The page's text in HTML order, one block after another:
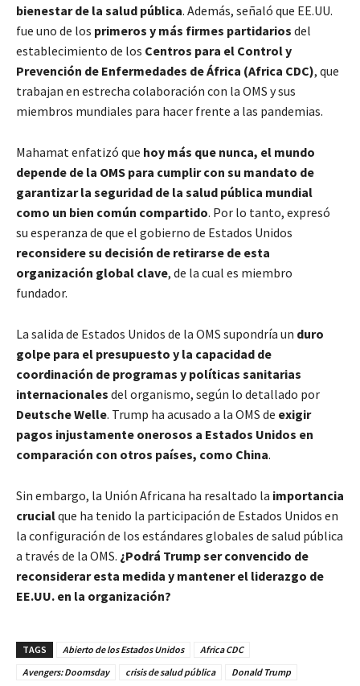
bienestar de la salud pública. Además, señaló que EE.UU.
fue uno de los primeros y más firmes partidarios del
establecimiento de los Centros para el Control y
Prevención de Enfermedades de África (Africa CDC), que
trabajan en estrecha colaboración con la OMS y sus
miembros mundiales para hacer frente a las pandemias.
Mahamat enfatizó que hoy más que nunca, el mundo
depende de la OMS para cumplir con su mandato de
garantizar la seguridad de la salud pública mundial
como un bien común compartido. Por lo tanto, expresó
su esperanza de que el gobierno de Estados Unidos
reconsidere su decisión de retirarse de esta
organización global clave, de la cual es miembro
fundador.
La salida de Estados Unidos de la OMS supondría un duro
golpe para el presupuesto y la capacidad de
coordinación de programas y políticas sanitarias
internacionales del organismo, según lo detallado por
Deutsche Welle. Trump ha acusado a la OMS de exigir
pagos injustamente onerosos a Estados Unidos en
comparación con otros países, como China.
Sin embargo, la Unión Africana ha resaltado la importancia
crucialque ha tenido la participación de Estados Unidos en
la configuración de los estándares globales de salud pública
a través de la OMS. ¿Podrá Trump ser convencido de
reconsiderar esta medida y mantener el liderazgo de
EE.UU. en la organización?
TAGS Abierto de los Estados Unidos
Africa CDC
Avengers: Doomsday
crisis de salud pública Donald Trump